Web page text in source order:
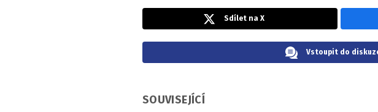
Sdílet na X
Vstoupit do
SOUVISEJÍCÍ